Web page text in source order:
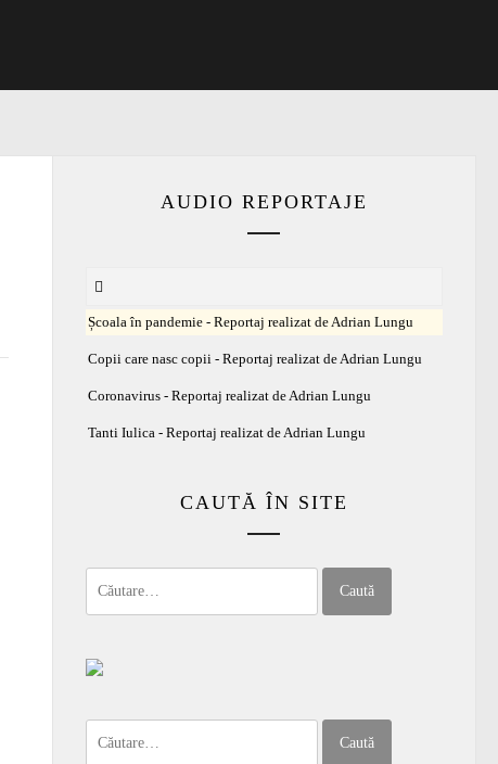
AUDIO REPORTAJE
Școala în pandemie - Reportaj realizat de Adrian Lungu
Copii care nasc copii - Reportaj realizat de Adrian Lungu
Coronavirus - Reportaj realizat de Adrian Lungu
Tanti Iulica - Reportaj realizat de Adrian Lungu
CAUTĂ ÎN SITE